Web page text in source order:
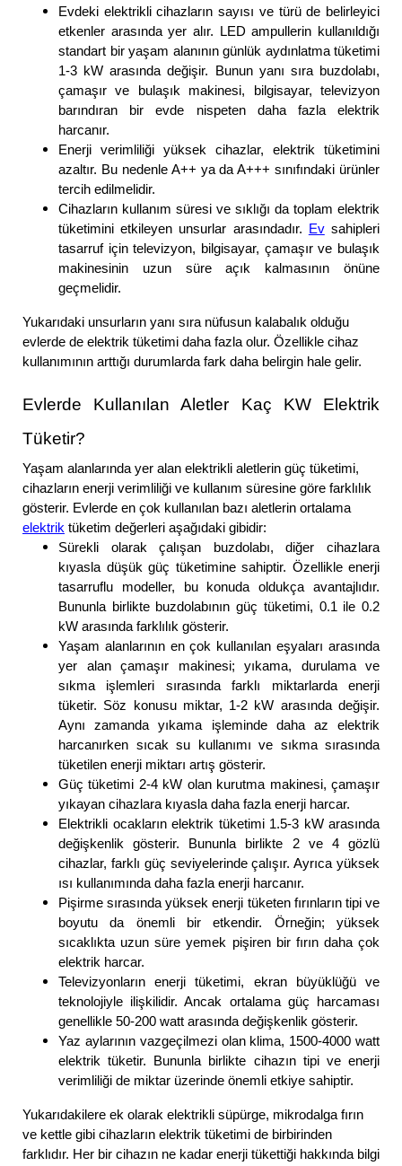
Evdeki elektrikli cihazların sayısı ve türü de belirleyici
etkenler arasında yer alır. LED ampullerin kullanıldığı
standart bir yaşam alanının günlük aydınlatma tüketimi
1-3 kW arasında değişir. Bunun yanı sıra buzdolabı,
çamaşır ve bulaşık makinesi, bilgisayar, televizyon
barındıran bir evde nispeten daha fazla elektrik
harcanır.
Enerji verimliliği yüksek cihazlar, elektrik tüketimini
azaltır. Bu nedenle A++ ya da A+++ sınıfındaki ürünler
tercih edilmelidir.
Cihazların kullanım süresi ve sıklığı da toplam elektrik
tüketimini etkileyen unsurlar arasındadır.
Evsahipleri
tasarruf için televizyon, bilgisayar, çamaşır ve bulaşık
makinesinin uzun süre açık kalmasının önüne
geçmelidir.
Yukarıdaki unsurların yanı sıra nüfusun kalabalık olduğu
evlerde de elektrik tüketimi daha fazla olur. Özellikle cihaz
kullanımının arttığı durumlarda fark daha belirgin hale gelir.
Evlerde Kullanılan Aletler Kaç KW Elektrik
Tüketir?
Yaşam alanlarında yer alan elektrikli aletlerin güç tüketimi,
cihazların enerji verimliliği ve kullanım süresine göre farklılık
gösterir. Evlerde en çok kullanılan bazı aletlerin ortalama
elektrik tüketim değerleri aşağıdaki gibidir:
Sürekli olarak çalışan buzdolabı, diğer cihazlara
kıyasla düşük güç tüketimine sahiptir. Özellikle enerji
tasarruflu modeller, bu konuda oldukça avantajlıdır.
Bununla birlikte buzdolabının güç tüketimi, 0.1 ile 0.2
kW arasında farklılık gösterir.
Yaşam alanlarının en çok kullanılan eşyaları arasında
yer alan çamaşır makinesi; yıkama, durulama ve
sıkma işlemleri sırasında farklı miktarlarda enerji
tüketir. Söz konusu miktar, 1-2 kW arasında değişir.
Aynı zamanda yıkama işleminde daha az elektrik
harcanırken sıcak su kullanımı ve sıkma sırasında
tüketilen enerji miktarı artış gösterir.
Güç tüketimi 2-4 kW olan kurutma makinesi, çamaşır
yıkayan cihazlara kıyasla daha fazla enerji harcar.
Elektrikli ocakların elektrik tüketimi 1.5-3 kW arasında
değişkenlik gösterir. Bununla birlikte 2 ve 4 gözlü
cihazlar, farklı güç seviyelerinde çalışır. Ayrıca yüksek
ısı kullanımında daha fazla enerji harcanır.
Pişirme sırasında yüksek enerji tüketen fırınların tipi ve
boyutu da önemli bir etkendir. Örneğin; yüksek
sıcaklıkta uzun süre yemek pişiren bir fırın daha çok
elektrik harcar.
Televizyonların enerji tüketimi, ekran büyüklüğü ve
teknolojiyle ilişkilidir. Ancak ortalama güç harcaması
genellikle 50-200 watt arasında değişkenlik gösterir.
Yaz aylarının vazgeçilmezi olan klima, 1500-4000 watt
elektrik tüketir. Bununla birlikte cihazın tipi ve enerji
verimliliği de miktar üzerinde önemli etkiye sahiptir.
Yukarıdakilere ek olarak elektrikli süpürge, mikrodalga fırın
ve kettle gibi cihazların elektrik tüketimi de birbirinden
farklıdır. Her bir cihazın ne kadar enerji tükettiği hakkında bilgi